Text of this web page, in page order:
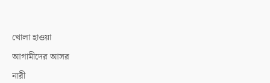
খোলা হাওয়া
আগামীদের আসর
নারী